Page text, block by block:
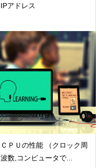
IPアドレス
ＣＰＵの性能 （クロック周
波数,コンピュータで...